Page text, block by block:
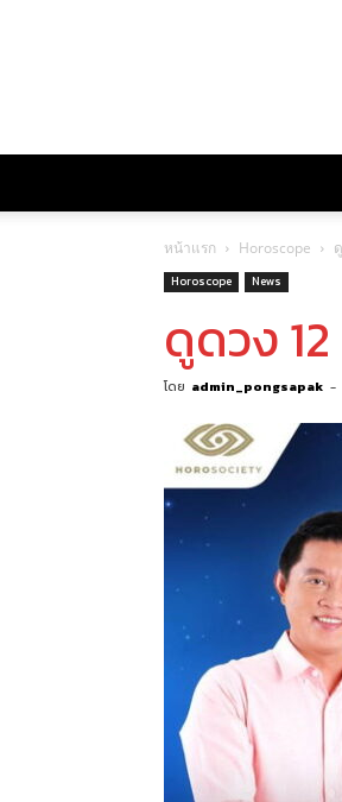
หน้าแรก Horoscope
Horoscope News
ดูดวง
โดย admin_pongsapak -